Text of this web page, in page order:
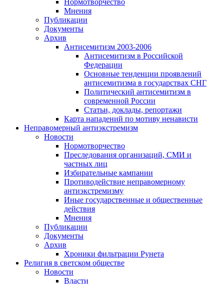
Нормотворчество
Мнения
Публикации
Документы
Архив
Антисемитизм 2003-2006
Антисемитизм в Российской
Федерации
Основные тенденции проявлений
антисемитизма в государствах СНГ
Политический антисемитизм в
современной России
Статьи, доклады, репортажи
Карта нападений по мотиву ненависти
Неправомерный антиэкстремизм
Новости
Нормотворчество
Преследования организаций, СМИ и
частных лиц
Избирательные кампании
Противодействие неправомерному
антиэкстремизму
Иные государственные и общественные
действия
Мнения
Публикации
Документы
Архив
Хроники фильтрации Рунета
Религия в светском обществе
Новости
Власти